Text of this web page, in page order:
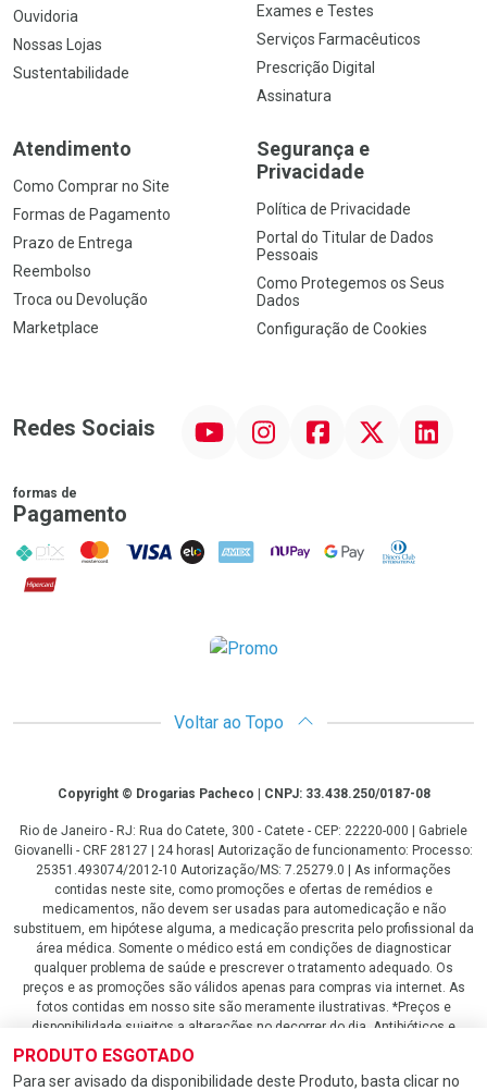
PRODUTO ESGOTADO
Para ser avisado da disponibilidade deste Produto, basta clicar no
Ouvidoria
Nossas Lojas
Sustentabilidade
Exames e Testes
Serviços Farmacêuticos
Prescrição Digital
Assinatura
Atendimento
Como Comprar no Site
Formas de Pagamento
Prazo de Entrega
Reembolso
Troca ou Devolução
Marketplace
Segurança e
Privacidade
Política de Privacidade
Portal do Titular de Dados
Pessoais
Como Protegemos os Seus
Dados
Configuração de Cookies
Redes Sociais InstagramFacebook Linkedin
formas de
Pagamento
PIX MasterCard
VISA ELO AMEX NuPay Google PayDiners Club
Hipercard
Promoção em Destaque
Voltar ao Topo
CopyrightCopyright © Drogarias Pacheco | CNPJ: 33.438.250/0187-08
Rio de Janeiro - RJ: Rua do Catete, 300 - Catete - CEP: 22220-000 | Gabriele
Giovanelli - CRF 28127 | 24 horas| Autorização de funcionamento: Processo:
25351.493074/2012-10 Autorização/MS: 7.25279.0 | As informações
contidas neste site, como promoções e ofertas de remédios e
medicamentos, não devem ser usadas para automedicação e não
substituem, em hipótese alguma, a medicação prescrita pelo profissional da
área médica. Somente o médico está em condições de diagnosticar
qualquer problema de saúde e prescrever o tratamento adequado. Os
preços e as promoções são válidos apenas para compras via internet. As
fotos contidas em nosso site são meramente ilustrativas. *Preços e
disponibilidade sujeitos a alterações no decorrer do dia. Antibióticos e
antimicrobianos vendas apenas em lojas físicas ou televendas. Portaria nº
344 - 01/02/1999 - Ministério da Saúde. Horário de funcionamento Central
de Vendas e Atendimento ao Cliente 4020 4404 ou 0800 282 10 10 de